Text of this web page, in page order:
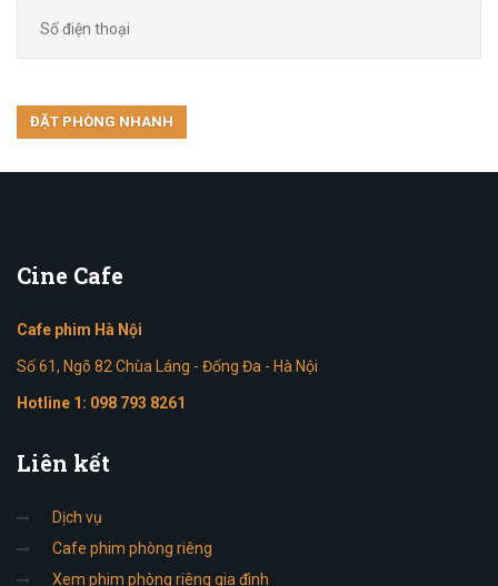
Cine Cafe
Cafe phim Hà Nội
Số 61, Ngõ 82 Chùa Láng - Đống Đa - Hà Nội
Hotline 1: 098 793 8261
Liên kết
Dịch vụ
Cafe phim phòng riêng
Xem phim phòng riêng gia đình